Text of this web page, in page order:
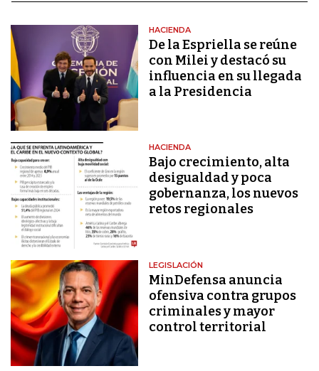
HACIENDA
De la Espriella se reúne
con Milei y destacó su
influencia en su llegada
a la Presidencia
HACIENDA
Bajo crecimiento, alta
desigualdad y poca
gobernanza, los nuevos
retos regionales
LEGISLACIÓN
MinDefensa anuncia
ofensiva contra grupos
criminales y mayor
control territorial